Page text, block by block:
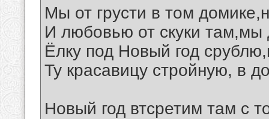
Мы от грусти в том
И любовью от скуки там,мы
Ёлку под Новый год
Ту красавицу стройную, в
Новый год втсретим там с